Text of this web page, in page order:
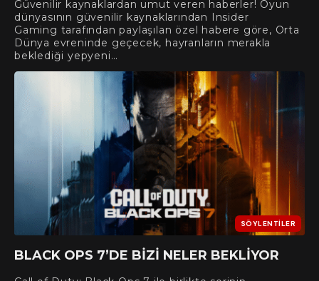
Güvenilir kaynaklardan umut veren haberler! Oyun
dünyasının güvenilir kaynaklarından Insider
Gaming tarafından paylaşılan özel habere göre, Orta
Dünya evreninde geçecek, hayranların merakla
beklediği yepyeni…
SÖYLENTILER
BLACK OPS 7’DE BIZI NELER BEKLIYOR